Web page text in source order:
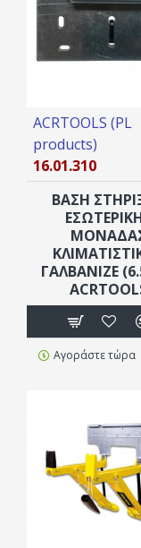
ACRTOOLS (PL
products)
16.01.310
ΒΆΣΗ
ΓΑΛΒΑΝΙΖΈ
Αγοράστε τώρα